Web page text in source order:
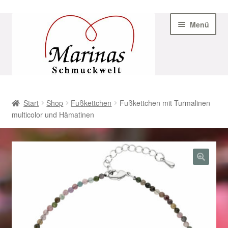
Navigation
Menü
AGB
Beispiel-Seite
Datenschutz
Geschenke zu Ostern 2023
Geschenke zu Ostern 2024
Start Shop Fußkettchen
Fußkettchen mit Turmalinen
multicolor und Hämatinen